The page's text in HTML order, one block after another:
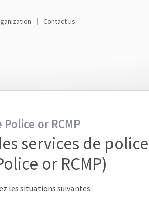
Contact us
or RCMP
services de
or RCMP)
les situations suivantes: